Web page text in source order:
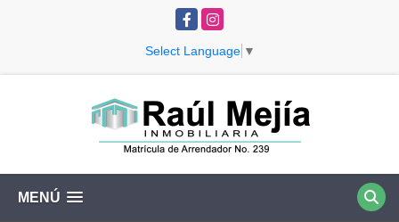
FacebookInstagram
Select Language ▼
MENÚ